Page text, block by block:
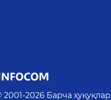
2001-2026 Барча ҳуқуқлар